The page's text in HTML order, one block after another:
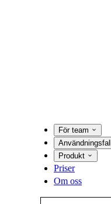
För team
Användningsfall
Produkt
Priser
Om oss